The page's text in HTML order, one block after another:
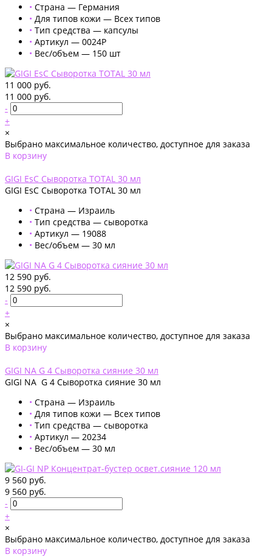
• Страна — Германия
• Для типов кожи — Всех типов
• Тип средства — капсулы
• Артикул — 0024Р
• Вес/объем — 150 шт
11 000 руб.
11 000 руб.
-
+
×
Выбрано максимальное количество, доступное для заказа
В корзину
GIGI EsC Сыворотка TOTAL 30 мл
GIGI EsC Сыворотка TOTAL 30 мл
• Страна — Израиль
• Тип средства — сыворотка
• Артикул — 19088
• Вес/объем — 30 мл
12 590 руб.
12 590 руб.
-
+
×
Выбрано максимальное количество, доступное для заказа
В корзину
GIGI NA G 4 Сыворотка сияние 30 мл
GIGI NA G 4 Сыворотка сияние 30 мл
• Страна — Израиль
• Для типов кожи — Всех типов
• Тип средства — сыворотка
• Артикул — 20234
• Вес/объем — 30 мл
9 560 руб.
9 560 руб.
-
+
×
Выбрано максимальное количество, доступное для заказа
В корзину